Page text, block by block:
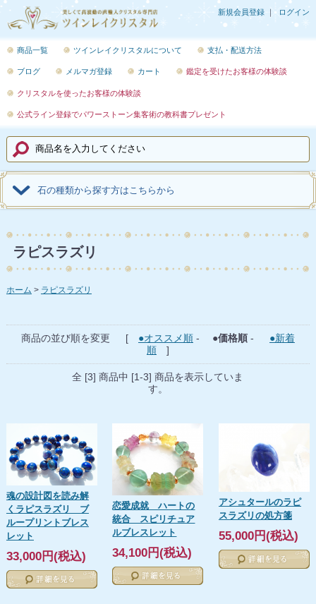
新規会員登録 ログイン
商品一覧 ツインレイクリスタルについて 支払・配送方法
ブログ メルマガ登録 カート 鑑定を受けたお客様の体験談
クリスタルを使ったお客様の体験談
公式ライン登録でパワーストーン集客術の教科書プレゼント
石の種類から探す方はこちらから
ラピスラズリ
ホーム ラピスラズリ
商品の並び順を変更 [ ●オススメ順- ●価格順- ●新着
順]
全 [3] 商品中 [1-3] 商品を表示していま
す。
魂の設計図を読み解
くラピスラズリ ブ
ループリントブレス
レット
33,000円(税込)
恋愛成就 ハートの
統合 スピリチュア
ルブレスレット
34,100円(税込)
アシュタールのラピ
スラズリの処方箋
55,000円(税込)